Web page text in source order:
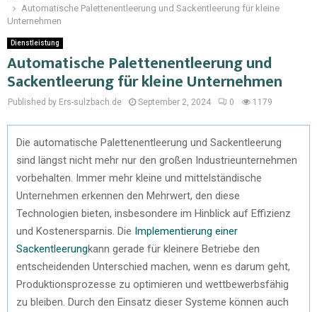
Automatische Palettenentleerung und Sackentleerung für kleine
Unternehmen
Dienstleistung
Automatische Palettenentleerung und
Sackentleerung für kleine Unternehmen
Published by Ers-sulzbach.de September 2, 2024 0 1179
Die automatische Palettenentleerung und Sackentleerung
sind längst nicht mehr nur den großen Industrieunternehmen
vorbehalten. Immer mehr kleine und mittelständische
Unternehmen erkennen den Mehrwert, den diese
Technologien bieten, insbesondere im Hinblick auf Effizienz
und Kostenersparnis. Die Implementierung einer
Sackentleerungkann gerade für kleinere Betriebe den
entscheidenden Unterschied machen, wenn es darum geht,
Produktionsprozesse zu optimieren und wettbewerbsfähig
zu bleiben. Durch den Einsatz dieser Systeme können auch